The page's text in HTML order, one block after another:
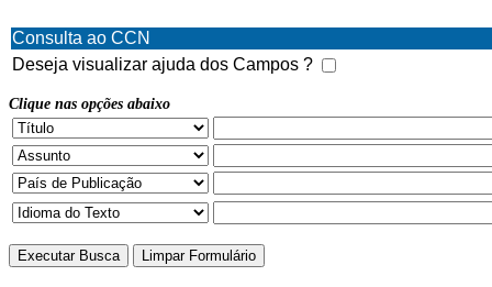
Consulta ao CCN
Deseja visualizar ajuda dos Campos ?
Clique nas opções abaixo